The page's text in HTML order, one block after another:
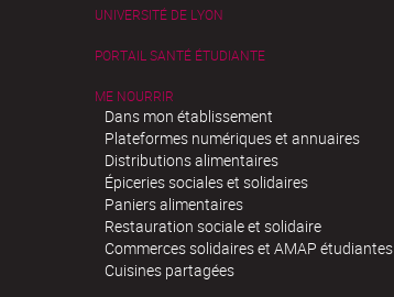
UNIVERSITÉ DE LYON
PORTAIL SANTÉ ÉTUDIANTE
ME NOURRIR
Dans mon établissement
Plateformes numériques et annuaires
Distributions alimentaires
Épiceries sociales et solidaires
Paniers alimentaires
Restauration sociale et solidaire
Commerces solidaires et AMAP étudiantes
Cuisines partagées